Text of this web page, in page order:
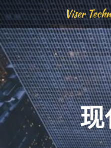
Viser
现